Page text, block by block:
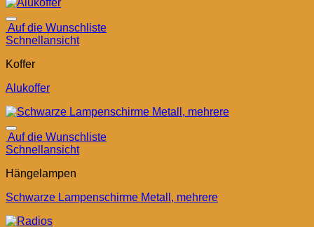
Auf die Wunschliste
Schnellansicht
Koffer
Alukoffer
Auf die Wunschliste
Schnellansicht
Hängelampen
Schwarze Lampenschirme Metall, mehrere